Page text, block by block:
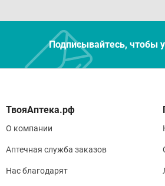
Подписывайтесь, чтобы
О компании
Аптечная служба заказов
Нас благодарят